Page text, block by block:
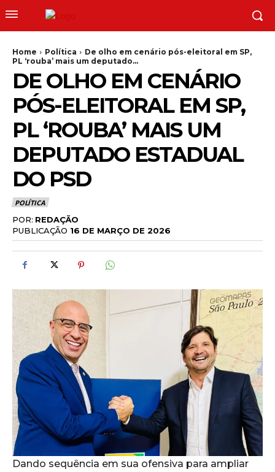
Home Política
De olho em cenário pós-eleitoral em SP,
PL ‘rouba’ mais um deputado...
DE OLHO EM CENÁRIO
PÓS-ELEITORAL EM SP,
PL ‘ROUBA’ MAIS UM
DEPUTADO ESTADUAL
DO PSD
POLÍTICA
POR: REDAÇÃO
PUBLICAÇÃO 16 DE MARÇO DE 2026
Dando sequência em sua ofensiva para ampliar